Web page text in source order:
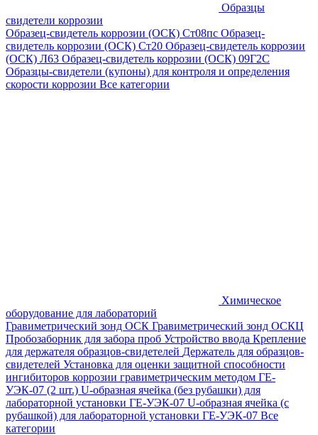
Образцы
свидетели коррозии
Образец-свидетель коррозии (ОСК) Ст08пс Образец-
свидетель коррозии (ОСК) Ст20 Образец-свидетель коррозии
(ОСК) Л63 Образец-свидетель коррозии (ОСК) 09Г2С
Образцы-свидетели (купоны) для контроля и определения
скорости коррозии Все категории
Химическое
оборудование для лабораторий
Гравиметрический зонд ОСК Гравиметрический зонд ОСКЦ
Пробозаборник для забора проб Устройство ввода Крепление
для держателя образцов-свидетелей Держатель для образцов-
свидетелей Установка для оценки защитной способности
ингибиторов коррозии гравиметрическим методом ГЕ-
УЭК-07 (2 шт.) U-образная ячейка (без рубашки) для
лабораторной установки ГЕ-УЭК-07 U-образная ячейка (с
рубашкой) для лабораторной установки ГЕ-УЭК-07 Все
категории